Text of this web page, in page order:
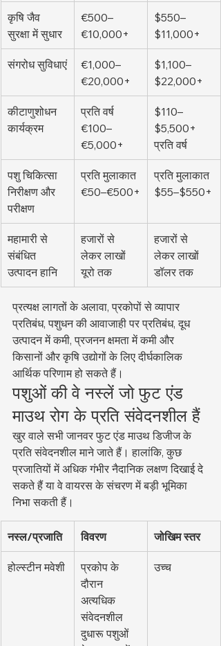
कृषि जैव
सुरक्षा में सुधार
€500–
€10,000+
$550–
$11,000+
संगरोध सुविधाएं
€1,000–
€20,000+
$1,100–
$22,000+
कीटाणुशोधन
कार्यक्रम
प्रति वर्ष
€100–
€5,000+
$110–
$5,500+
प्रति वर्ष
पशु चिकित्सा
निरीक्षण और
परीक्षण
प्रति मुलाकात
€50–€500+
प्रति मुलाकात
$55–$550+
महामारी से
संबंधित
उत्पादन हानि
हजारों से
लेकर लाखों
यूरो तक
हजारों से
लेकर लाखों
डॉलर तक
प्रत्यक्ष लागतों के अलावा, प्रकोपों से व्यापार
प्रतिबंध, पशुधन की आवाजाही पर प्रतिबंध, दूध
उत्पादन में कमी, प्रजनन क्षमता में कमी और
किसानों और कृषि उद्योगों के लिए दीर्घकालिक
आर्थिक परिणाम हो सकते हैं।
पशुओं की वे नस्लें जो फुट एंड
माउथ रोग के प्रति संवेदनशील हैं
खुर वाले सभी जानवर फुट एंड माउथ डिजीज के
प्रति संवेदनशील माने जाते हैं। हालांकि, कुछ
प्रजातियों में अधिक गंभीर नैदानिक लक्षण दिखाई दे
सकते हैं या वे वायरस के संचरण में बड़ी भूमिका
निभा सकती हैं।
नस्ल/प्रजाति विवरण जोखिम स्तर
होल्स्टीन मवेशी
प्रकोप के
दौरान
अत्यधिक
संवेदनशील
दुधारू पशुओं
उच्च